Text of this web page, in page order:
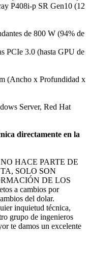
P408i-p SR Gen10 (12
de 800 W (94% de
PCIe 3.0 (hasta GPU de
(Ancho x Profundidad x
Server, Red Hat
directamente en la
HACE PARTE DE
SOLO SON
DE LOS
a cambios por
del dolar.
inquietud técnica,
grupo de ingenieros
te damos un excelente